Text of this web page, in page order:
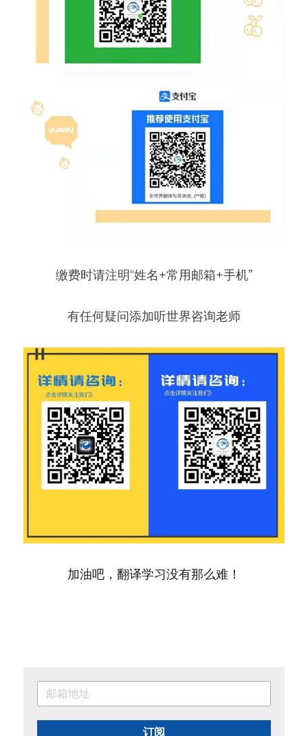
缴费时请注明“姓名+常用邮箱+手机”
有任何疑问添加听世界咨询老师
加油吧，翻译学习没有那么难！
订阅